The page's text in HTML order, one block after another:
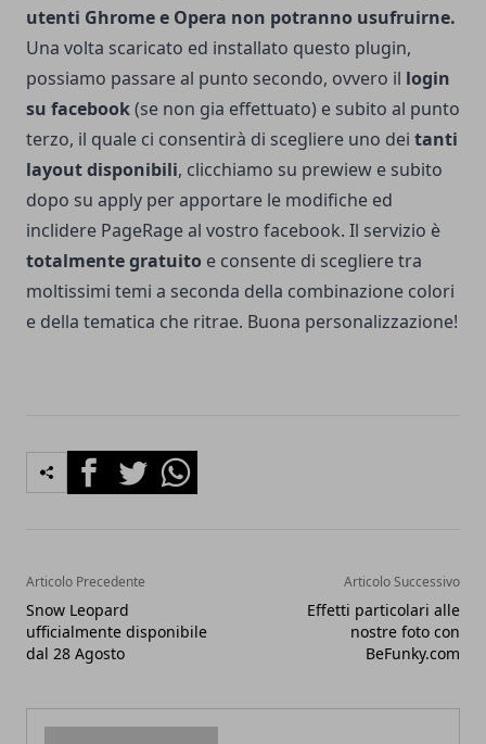
utenti Ghrome e Opera non potranno usufruirne.
Una volta scaricato ed installato questo plugin,
possiamo passare al punto secondo, ovvero il login
su facebook(se non gia effettuato) e subito al punto
terzo, il quale ci consentirà di scegliere uno dei tanti
layout disponibili, clicchiamo su prewiew e subito
dopo su apply per apportare le modifiche ed
inclidere PageRage al vostro facebook. Il servizio è
totalmente gratuito e consente di scegliere tra
moltissimi temi a seconda della combinazione colori
e della tematica che ritrae. Buona personalizzazione!
FacebookTwitterWhatsapp
Articolo Precedente
Snow Leopard
ufficialmente disponibile
dal 28 Agosto
Articolo Successivo
Effetti particolari alle
nostre foto con
BeFunky.com